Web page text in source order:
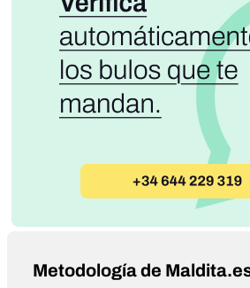
Metodología de